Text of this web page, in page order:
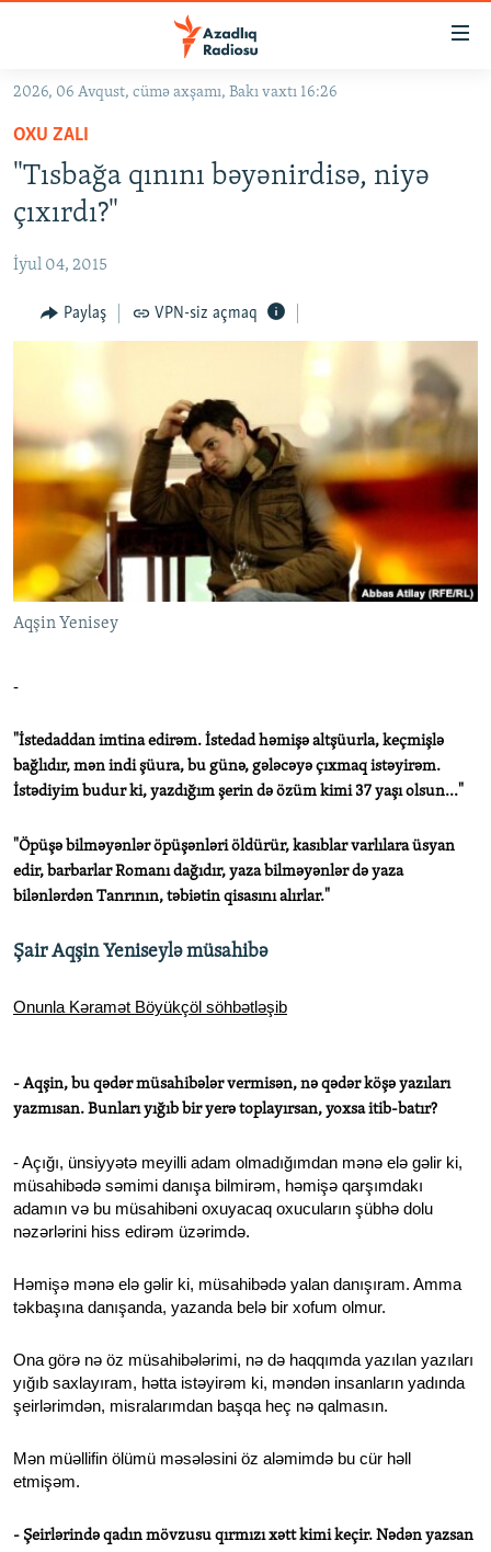
Əsas
qayıt
Əsas
naviqasiyaya
qayıt
Axtarışa
keç
#İZAHLA
KORRUPSIOMETR
#ƏSLINDƏ
FƏRQƏ BAX
QANUNI DOĞRU
VIDEO
FOTOQALEREYA
İNFOQRAFIKA
KARIKATURA
RADIO ARXIV
OXU ZALI
AZƏRBAYCAN ƏDƏBIYYATI KITABXANASI
İSLAM VƏ DEMOKRATIYA
İZ - MƏDƏNIYYƏT PROQRAMI
HAQQIMIZDA
MISSIYAMIZ
PEŞƏ ETIKASI VƏ JURNALISTIKA STANDARTLARIMIZ
MATERIALLARIMIZDAN ISTIFADƏ
AZADLIQRADIOSU MOBIL TELEFONUNUZDA
RFE/RL-in bütün saytları
2026, 06 Avqust, cümə axşamı, Bakı vaxtı 16:26
OXU ZALI
"Tısbağa qınını bəyənirdisə, niyə
çıxırdı?"
İyul 04, 2015
Paylaş VPN-siz açmaq
Aqşin Yenisey
-
"İstedaddan imtina edirəm. İstedad həmişə altşüurla, keçmişlə
bağlıdır, mən indi şüura, bu günə, gələcəyə çıxmaq istəyirəm.
İstədiyim budur ki, yazdığım şerin də özüm kimi 37 yaşı olsun..."
"Öpüşə bilməyənlər öpüşənləri öldürür, kasıblar varlılara üsyan
edir, barbarlar Romanı dağıdır, yaza bilməyənlər də yaza
bilənlərdən Tanrının, təbiətin qisasını alırlar."
Şair Aqşin Yeniseylə müsahibə
Onunla Kəramət Böyükçöl söhbətləşib
- Aqşin, bu qədər müsahibələr vermisən, nə qədər köşə yazıları
yazmısan. Bunları yığıb bir yerə toplayırsan, yoxsa itib-batır?
- Açığı, ünsiyyətə meyilli adam olmadığımdan mənə elə gəlir ki,
müsahibədə səmimi danışa bilmirəm, həmişə qarşımdakı
adamın və bu müsahibəni oxuyacaq oxucuların şübhə dolu
nəzərlərini hiss edirəm üzərimdə.
Həmişə mənə elə gəlir ki, müsahibədə yalan danışıram. Amma
təkbaşına danışanda, yazanda belə bir xofum olmur.
Ona görə nə öz müsahibələrimi, nə də haqqımda yazılan yazıları
yığıb saxlayıram, hətta istəyirəm ki, məndən insanların yadında
şeirlərimdən, misralarımdan başqa heç nə qalmasın.
Mən müəllifin ölümü məsələsini öz aləmimdə bu cür həll
etmişəm.
- Şeirlərində qadın mövzusu qırmızı xətt kimi keçir. Nədən yazsan